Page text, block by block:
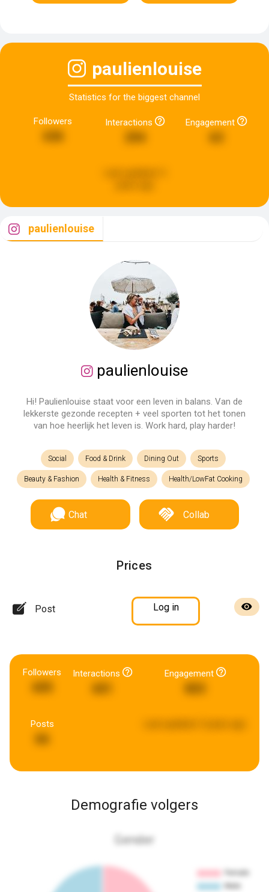
paulienlouise
Statistics for the biggest channel
Followers
636
Interactions Engagement
paulienlouise
paulienlouise
Hi! Paulienlouise staat voor een leven in balans. Van de
lekkerste gezonde recepten + veel sporten tot het tonen
van hoe heerlijk het leven is. Work hard, play harder!
Social Food & Drink Dining Out Sports
Beauty & Fashion Health & Fitness Health/LowFat Cooking
Chat Collab
Prices
Post Log in
Followers Interactions Engagement
Posts
66
Demografie volgers
Gender